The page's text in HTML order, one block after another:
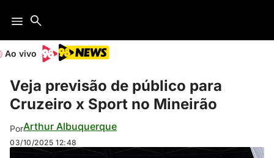
Ao vivo
Veja previsão de público para
Cruzeiro x Sport no Mineirão
PorArthur Albuquerque
03/10/2025 12:48